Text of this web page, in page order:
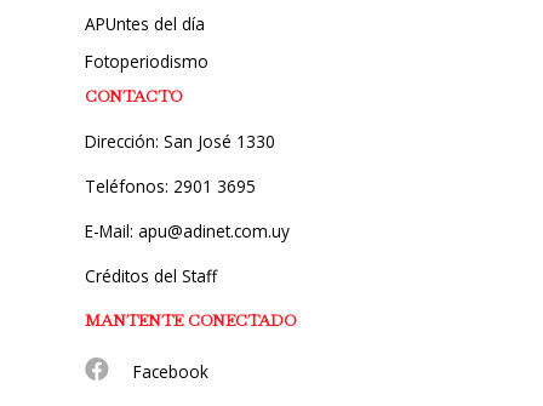
APUntes del día
Fotoperiodismo
CONTACTO
Dirección: San José 1330
Teléfonos: 2901 3695
E-Mail: apu@adinet.com.uy
Créditos del Staff
MANTENTE CONECTADO
Facebook